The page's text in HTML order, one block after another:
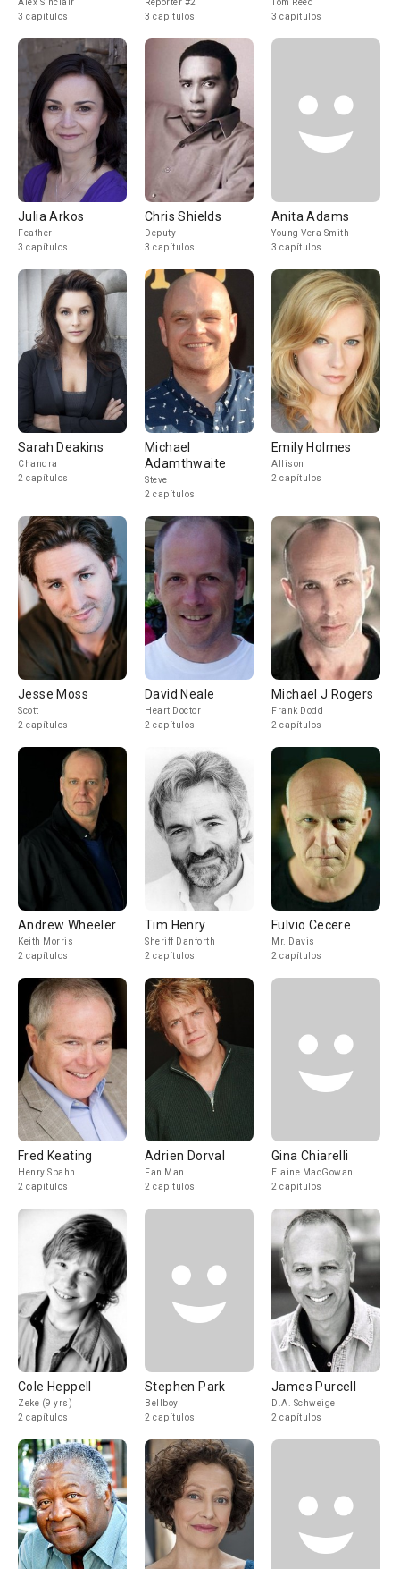
Alex Sinclair
3 capítulos
Reporter #2
3 capítulos
Tom Reed
3 capítulos
Julia Arkos
Feather
3 capítulos
Chris Shields
Deputy
3 capítulos
Anita Adams
Young Vera Smith
3 capítulos
Sarah Deakins
Chandra
2 capítulos
Michael
Adamthwaite
Steve
2 capítulos
Emily Holmes
Allison
2 capítulos
Jesse Moss
Scott
2 capítulos
David Neale
Heart Doctor
2 capítulos
Michael J Rogers
Frank Dodd
2 capítulos
Andrew Wheeler
Keith Morris
2 capítulos
Tim Henry
Sheriff Danforth
2 capítulos
Fulvio Cecere
Mr. Davis
2 capítulos
Fred Keating
Henry Spahn
2 capítulos
Adrien Dorval
Fan Man
2 capítulos
Gina Chiarelli
Elaine MacGowan
2 capítulos
Cole Heppell
Zeke (9 yrs)
2 capítulos
Stephen Park
Bellboy
2 capítulos
James Purcell
D.A. Schweigel
2 capítulos